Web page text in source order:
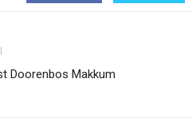
Doorenbos Makkum